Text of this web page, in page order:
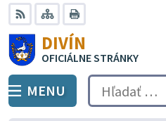
Preskočiť
na
obsah
RSS Mapa
DIVÍN
OFICIÁLNE STRÁNKY
PREPNÚŤ
MENU Hľadať: